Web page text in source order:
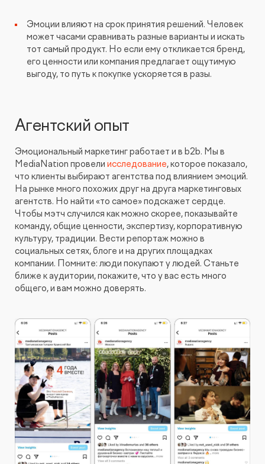
Эмоции влияют на срок принятия решений. Человек
может часами сравнивать разные варианты и искать
тот самый продукт. Но если ему откликается бренд,
его ценности или компания предлагает ощутимую
выгоду, то путь к покупке ускоряется в разы.
Агентский опыт
Эмоциональный маркетинг работает и в b2b. Мы в
MediaNation провели исследование, которое показало,
что клиенты выбирают агентства под влиянием эмоций.
На рынке много похожих друг на друга маркетинговых
агентств. Но найти «то самое» подскажет сердце.
Чтобы мэтч случился как можно скорее, показывайте
команду, общие ценности, экспертизу, корпоративную
культуру, традиции. Вести репортаж можно в
социальных сетях, блоге и на других площадках
компании. Помните: люди покупают у людей. Станьте
ближе к аудитории, покажите, что у вас есть много
общего, и вам можно доверять.